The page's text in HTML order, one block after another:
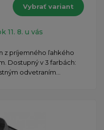
Vybrať variant
11. 8. u vás
z príjemného ľahkého
Dostupný v 3 farbách:
odvetraním...